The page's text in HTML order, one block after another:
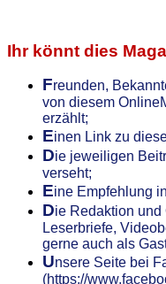
Ihr könnt dies
Freunden,
von diesem
erzählt;
Einen Link zu
Die jeweiligen
verseht;
Eine Empfehlung
Die Redaktion und
Leserbriefe,
gerne auch als
Unsere Seite bei
(https://